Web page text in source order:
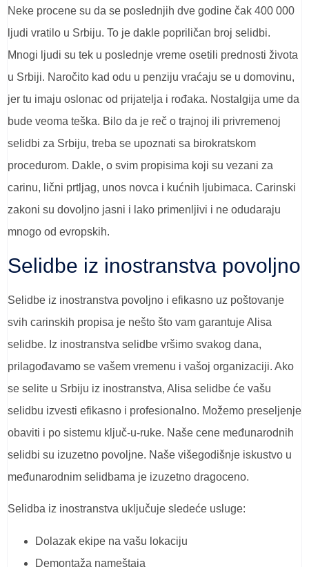
Neke procene su da se poslednjih dve godine čak 400 000
ljudi vratilo u Srbiju. To je dakle popriličan broj selidbi.
Mnogi ljudi su tek u poslednje vreme osetili prednosti života
u Srbiji. Naročito kad odu u penziju vraćaju se u domovinu,
jer tu imaju oslonac od prijatelja i rođaka. Nostalgija ume da
bude veoma teška. Bilo da je reč o trajnoj ili privremenoj
selidbi za Srbiju, treba se upoznati sa birokratskom
procedurom. Dakle, o svim propisima koji su vezani za
carinu, lični prtljag, unos novca i kućnih ljubimaca. Carinski
zakoni su dovoljno jasni i lako primenljivi i ne odudaraju
mnogo od evropskih.
Selidbe iz inostranstva povoljno
Selidbe iz inostranstva povoljno i efikasno uz poštovanje
svih carinskih propisa je nešto što vam garantuje Alisa
selidbe. Iz inostranstva selidbe vršimo svakog dana,
prilagođavamo se vašem vremenu i vašoj organizaciji. Ako
se selite u Srbiju iz inostranstva, Alisa selidbe će vašu
selidbu izvesti efikasno i profesionalno. Možemo preseljenje
obaviti i po sistemu ključ-u-ruke. Naše cene međunarodnih
selidbi su izuzetno povoljne. Naše višegodišnje iskustvo u
međunarodnim selidbama je izuzetno dragoceno.
Selidba iz inostranstva uključuje sledeće usluge:
Dolazak ekipe na vašu lokaciju
Demontaža nameštaja